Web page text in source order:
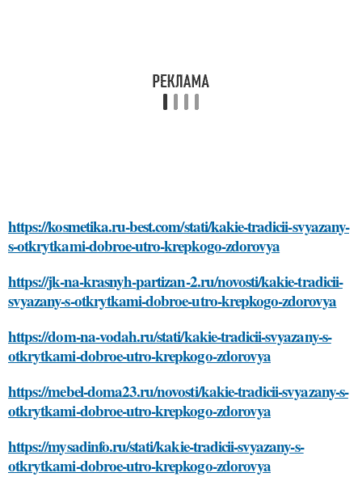
https://kosmetika.ru-best.com/stati/kakie-tradicii-svyazany-
s-otkrytkami-dobroe-utro-krepkogo-zdorovya
https://jk-na-krasnyh-partizan-2.ru/novosti/kakie-tradicii-
svyazany-s-otkrytkami-dobroe-utro-krepkogo-zdorovya
https://dom-na-vodah.ru/stati/kakie-tradicii-svyazany-s-
otkrytkami-dobroe-utro-krepkogo-zdorovya
https://mebel-doma23.ru/novosti/kakie-tradicii-svyazany-s-
otkrytkami-dobroe-utro-krepkogo-zdorovya
https://mysadinfo.ru/stati/kakie-tradicii-svyazany-s-
otkrytkami-dobroe-utro-krepkogo-zdorovya